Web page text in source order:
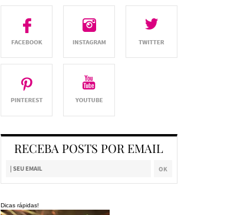
RECEBA POSTS POR EMAIL
Dicas rápidas!